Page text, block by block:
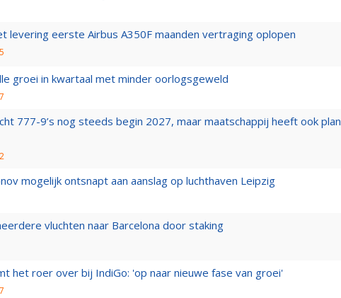
levering eerste Airbus A350F maanden vertraging oplopen
groei in kwartaal met minder oorlogsgeweld
777-9’s nog steeds begin 2027, maar maatschappij heeft ook plan
mogelijk ontsnapt aan aanslag op luchthaven Leipzig
vluchten naar Barcelona door staking
het roer over bij IndiGo: 'op naar nieuwe fase van groei'